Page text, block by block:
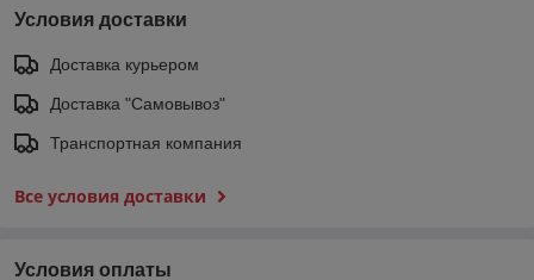
Условия доставки
Доставка курьером
Доставка "Самовывоз"
Транспортная компания
Все условия доставки
Условия оплаты